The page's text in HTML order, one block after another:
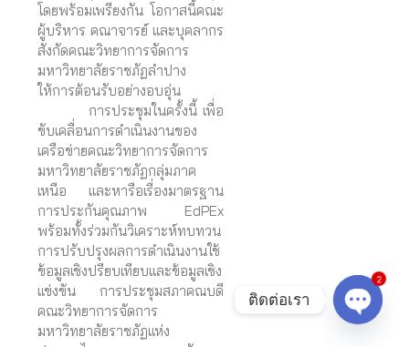
โดยพร้อมเพรียงกัน โอกาสนี้คณะ
ผู้บริหาร คณาจารย์ และบุคลากร
สังกัดคณะวิทยาการจัดการ
มหาวิทยาลัยราชภัฏลำปาง
ให้การต้อนรับอย่างอบอุ่น
การประชุมในครั้งนี้ เพื่อ
ขับเคลื่อนการดำเนินงานของ
เครือข่ายคณะวิทยาการจัดการ
มหาวิทยาลัยราชภัฏกลุ่มภาค
เหนือ และหารือเรื่องมาตรฐาน
การประกันคุณภาพ EdPEx
พร้อมทั้งร่วมกันวิเคราะห์ทบทวน
การปรับปรุงผลการดำเนินงานใช้
ข้อมูลเชิงปรียบเทียบและข้อมูลเชิง
แข่งขัน การประชุมสภาคณบดี
คณะวิทยาการจัดการ
มหาวิทยาลัยราชภัฏแห่ง
ติดต่อเรา
O
p
e
n
c
h
a
t
2